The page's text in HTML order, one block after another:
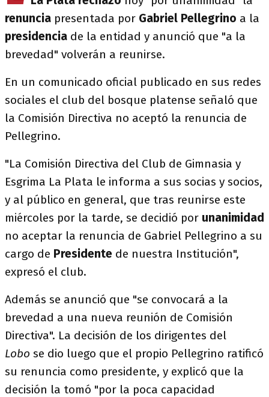
renuncia presentada por Gabriel Pellegrino a la
presidencia de la entidad y anunció que "a la
brevedad" volverán a reunirse.
En un comunicado oficial publicado en sus redes
sociales el club del bosque platense señaló que
la Comisión Directiva no aceptó la renuncia de
Pellegrino.
"La Comisión Directiva del Club de Gimnasia y
Esgrima La Plata le informa a sus socias y socios,
y al público en general, que tras reunirse este
miércoles por la tarde, se decidió por unanimidad
no aceptar la renuncia de Gabriel Pellegrino a su
cargo de Presidente de nuestra Institución",
expresó el club.
Además se anunció que "se convocará a la
brevedad a una nueva reunión de Comisión
Directiva". La decisión de los dirigentes del
Lobo se dio luego que el propio Pellegrino ratificó
su renuncia como presidente, y explicó que la
decisión la tomó "por la poca capacidad